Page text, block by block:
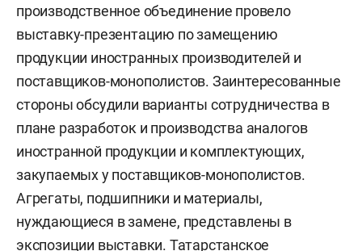
производственное объединение провело
выставку-презентацию по замещению
продукции иностранных производителей и
поставщиков-монополистов. Заинтересованные
стороны обсудили варианты сотрудничества в
плане разработок и производства аналогов
иностранной продукции и комплектующих,
закупаемых у поставщиков-монополистов.
Агрегаты, подшипники и материалы,
нуждающиеся в замене, представлены в
экспозиции выставки. Татарстанское